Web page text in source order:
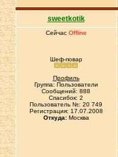
sweetkotik
Сейчас Offline
Шеф-повар
Профиль
Группа: Пользователи
Сообщений: 888
Спасибок: 2
Пользователь №: 20 749
Регистрация: 17.07.2008
Откуда:Москва